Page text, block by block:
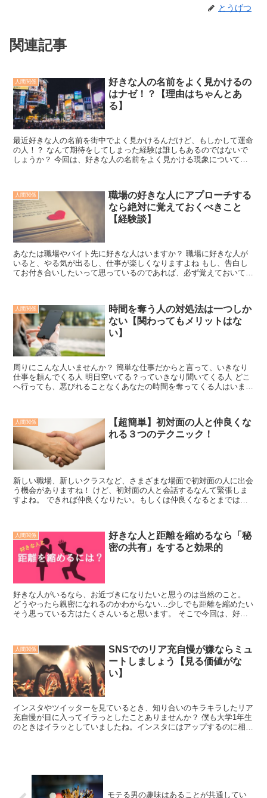
とうげつ
関連記事
人間関係
好きな人の名前をよく見かけるの
はナゼ！？【理由はちゃんとあ
る】
最近好きな人の名前を街中でよく見かけるんだけど、もしかして運命
の人！？ なんて期待をしてしまった経験は誰しもあるのではないで
しょうか？ 今回は、好きな人の名前をよく見かける現象について書
人間関係
職場の好きな人にアプローチする
なら絶対に覚えておくべきこと
【経験談】
あなたは職場やバイト先に好きな人はいますか？ 職場に好きな人が
いると、やる気が出るし、仕事が楽しくなりますよね もし、告白し
てお付き合いしたいって思っているのであれば、必ず覚えておいてほ
人間関係
時間を奪う人の対処法は一つしか
ない【関わってもメリットはな
い】
周りにこんな人いませんか？ 簡単な仕事だからと言って、いきなり
仕事を頼んでくる人 明日空いてる？っていきなり聞いてくる人 どこ
へ行っても、悪びれることなくあなたの時間を奪ってくる人はいま
人間関係
【超簡単】初対面の人と仲良くな
れる３つのテクニック！
新しい職場、新しいクラスなど、さまざまな場面で初対面の人に出会
う機会がありますね！ けど、初対面の人と会話するなんて緊張しま
すよね。 できれば仲良くなりたい。もしくは仲良くなるとまでは行
人間関係
好きな人と距離を縮めるなら「秘
密の共有」をすると効果的
好きな人がいるなら、お近づきになりたいと思うのは当然のこと。
どうやったら親密になれるのかわからない…少しでも距離を縮めたい
そう思っている方はたくさんいると思います。 そこで今回は、好き
人間関係
SNSでのリア充自慢が嫌ならミュ
ートしましょう【見る価値がな
い】
インスタやツイッターを見ているとき、知り合いのキラキラしたリア
充自慢が目に入ってイラっとしたことありませんか？ 僕も大学1年生
のときはイラッとしていましたね。インスタにはアップするのに相当
モテる男の趣味はあることが共通してい